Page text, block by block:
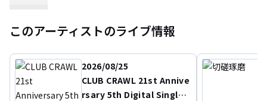
このアーティストのライブ情報
2026/08/25
CLUB CRAWL 21st Annive
rsary 5th Digital Single